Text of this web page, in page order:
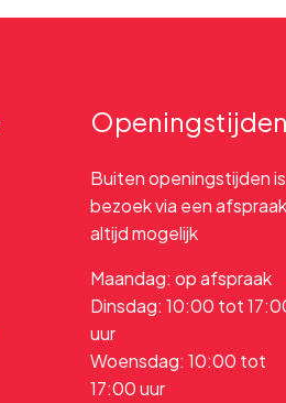
Buiten openingstijden is
bezoek via een afspraak
altijd mogelijk
Maandag: op afspraak
Dinsdag: 10:00 tot
uur
Woensdag: 10:00 tot
17:00 uur